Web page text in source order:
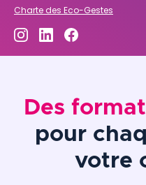
Charte des Eco-Gestes
Des
pour
votre